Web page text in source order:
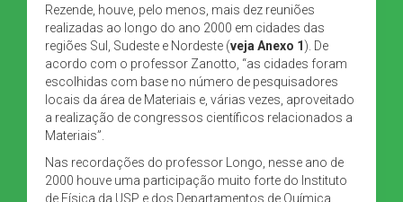
Rezende, houve, pelo menos, mais dez reuniões
realizadas ao longo do ano 2000 em cidades das
regiões Sul, Sudeste e Nordeste (veja Anexo 1 ). De
acordo com o professor Zanotto, “as cidades foram
escolhidas com base no número de pesquisadores
locais da área de Materiais e, várias vezes, aproveitado
a realização de congressos científicos relacionados a
Materiais”.
Nas recordações do professor Longo, nesse ano de
2000 houve uma participação muito forte do Instituto
de Física da USP e dos Departamentos de Química,